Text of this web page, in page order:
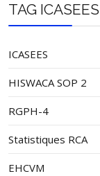
TAG ICASEES
ICASEES
HISWACA SOP 2
RGPH-4
Statistiques RCA
EHCVM